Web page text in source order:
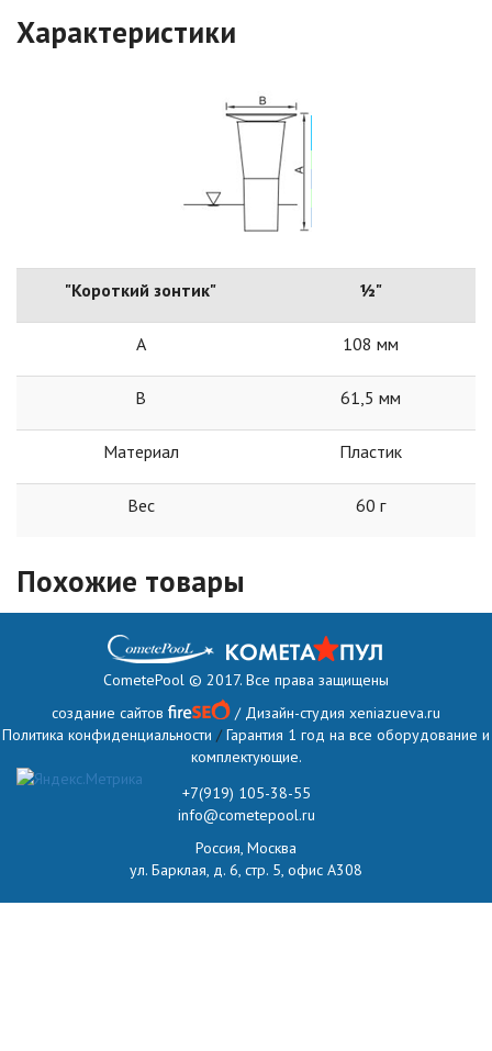
Характеристики
"Короткий зонтик" ½"
А 108 мм
В 61,5 мм
Материал Пластик
Вес 60 г
Похожие товары
CometePool © 2017. Все права защищены
создание сайтов
/ Дизайн-студия xeniazueva.ru
Политика конфиденциальности / Гарантия 1 год на все оборудование и
комплектующие.
+7(919) 105-38-55
info@cometepool.ru
Россия, Москва
ул. Барклая, д. 6, стр. 5, офис А308